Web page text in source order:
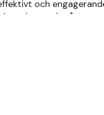
och
har tagit vårt